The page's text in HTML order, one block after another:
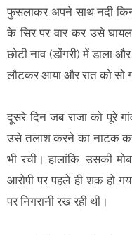
फुसलाकर अपने साथ नदी
के सिर पर वार कर उसे
छोटी नाव (डोंगरी) में डाला
लौटकर आया और रात को सो
दूसरे दिन जब राजा को पूरे
उसे तलाश करने का नाटक
भी रची। हालांकि, उसकी
आरोपी पर पहले ही शक हो
पर निगरानी रख रही थी।